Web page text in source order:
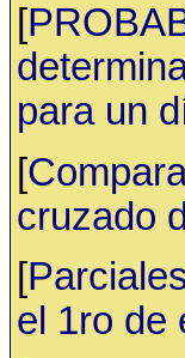
[
para un
[
cruzado
[
el 1ro de